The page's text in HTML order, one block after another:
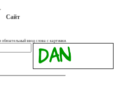
Сайт
ввод слова с картинки.